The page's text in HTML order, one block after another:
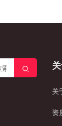
关
资